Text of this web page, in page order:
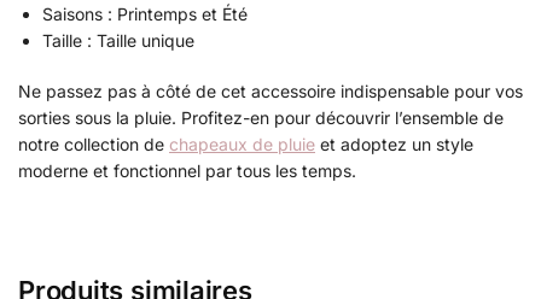
Saisons : Printemps et Été
Taille : Taille unique
Ne passez pas à côté de cet accessoire indispensable pour vos
sorties sous la pluie. Profitez-en pour découvrir l’ensemble de
notre collection de chapeaux de pluie et adoptez un style
moderne et fonctionnel par tous les temps.
Produits similaires